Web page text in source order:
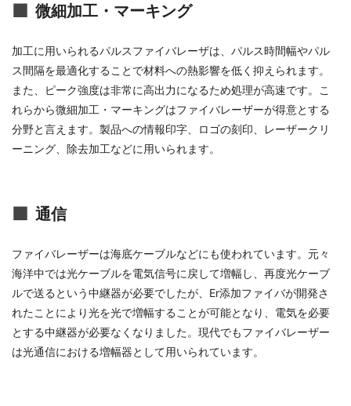
微細加工・マーキング
加工に用いられるパルスファイバレーザは、パルス時間幅やパル
ス間隔を最適化することで材料への熱影響を低く抑えられます。
また、ピーク強度は非常に高出力になるため処理が高速です。こ
れらから微細加工・マーキングはファイバレーザーが得意とする
分野と言えます。製品への情報印字、ロゴの刻印、レーザークリ
ーニング、除去加工などに用いられます。
通信
ファイバレーザーは海底ケーブルなどにも使われています。元々
海洋中では光ケーブルを電気信号に戻して増幅し、再度光ケーブ
ルで送るという中継器が必要でしたが、Er添加ファイバが開発さ
れたことにより光を光で増幅することが可能となり、電気を必要
とする中継器が必要なくなりました。現代でもファイバレーザー
は光通信における増幅器として用いられています。